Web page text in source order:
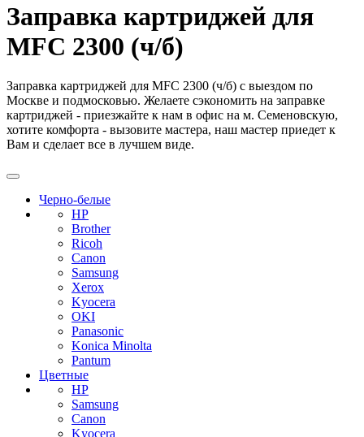
Заправка картриджей для
MFC 2300 (ч/б)
Заправка картриджей для MFC 2300 (ч/б) с выездом по
Москве и подмосковью. Желаете сэкономить на заправке
картриджей - приезжайте к нам в офис на м. Семеновскую,
хотите комфорта - вызовите мастера, наш мастер приедет к
Вам и сделает все в лучшем виде.
Черно-белые
HP
Brother
Ricoh
Canon
Samsung
Xerox
Kyocera
OKI
Panasonic
Konica Minolta
Pantum
Цветные
HP
Samsung
Canon
Kyocera